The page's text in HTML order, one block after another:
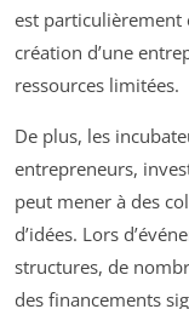
est particulièrement
création d’une
ressources limitées.
De plus, les
entrepreneurs,
peut mener à des
d’idées. Lors
structures, de
des financements